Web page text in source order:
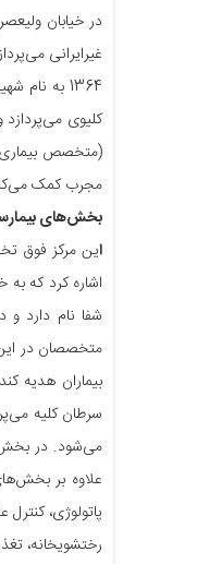
در خیابان
1364 به
کلیوی
(متخصص
مجرب کمک می‌کند
بخش‌های
ا
اشاره کرد که
شفا نام دارد
متخصصان در
بیماران هدیه
سرطان کلیه
می‌شود. در بخش
علاوه بر
پاتولوژی،
رختشویخانه،